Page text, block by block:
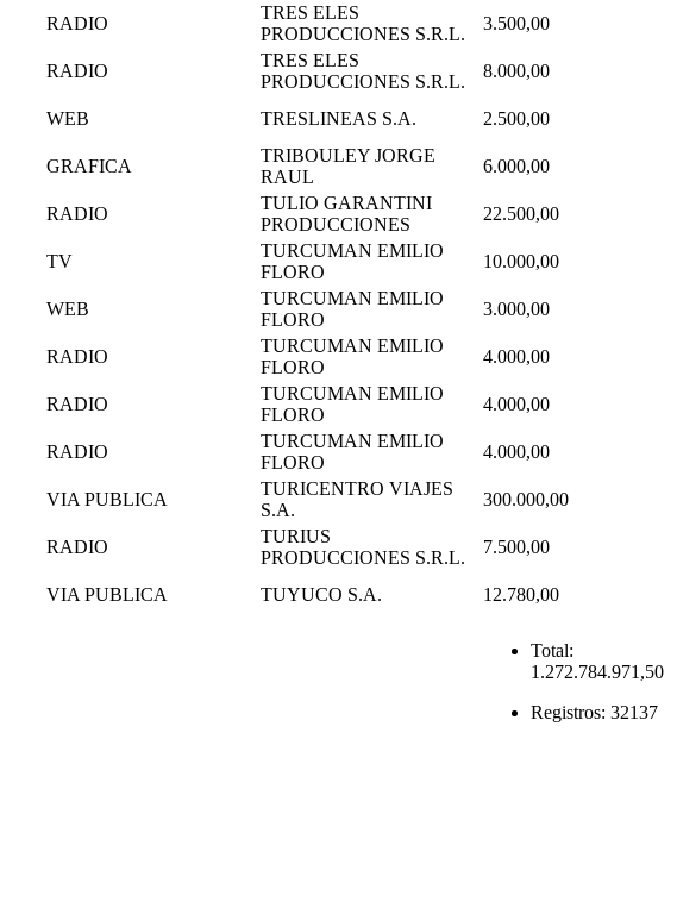
RADIO
TRES ELES
PRODUCCIONES S.R.L.
3.500,00
RADIO
TRES ELES
PRODUCCIONES S.R.L.
8.000,00
WEB TRESLINEAS S.A. 2.500,00
GRAFICA
TRIBOULEY JORGE
RAUL
6.000,00
RADIO
TULIO GARANTINI
PRODUCCIONES
22.500,00
TV
TURCUMAN EMILIO
FLORO
10.000,00
WEB
TURCUMAN EMILIO
FLORO
3.000,00
RADIO
TURCUMAN EMILIO
FLORO
4.000,00
RADIO
TURCUMAN EMILIO
FLORO
4.000,00
RADIO
TURCUMAN EMILIO
FLORO
4.000,00
VIA PUBLICA
TURICENTRO VIAJES
S.A.
300.000,00
RADIO
TURIUS
PRODUCCIONES S.R.L.
7.500,00
VIA PUBLICA TUYUCO S.A. 12.780,00
Total:
1.272.784.971,50
Registros: 32137